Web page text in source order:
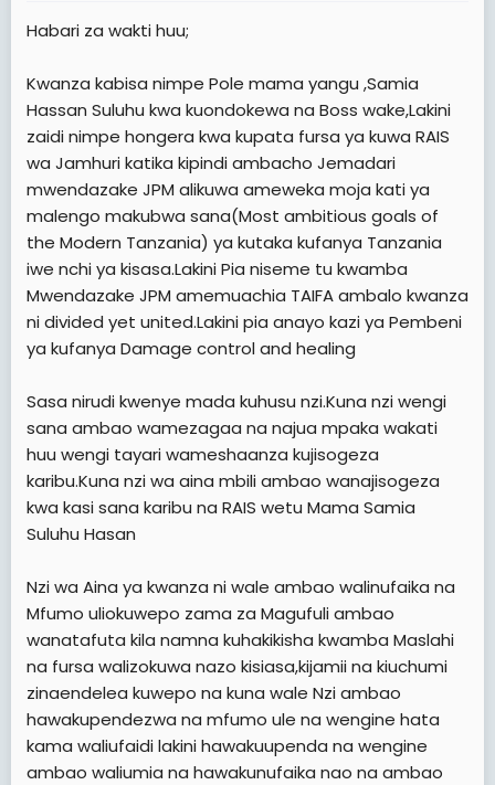
Habari za wakti huu;
Kwanza kabisa nimpe Pole mama yangu ,Samia
Hassan Suluhu kwa kuondokewa na Boss wake,Lakini
zaidi nimpe hongera kwa kupata fursa ya kuwa RAIS
wa Jamhuri katika kipindi ambacho Jemadari
mwendazake JPM alikuwa ameweka moja kati ya
malengo makubwa sana(Most ambitious goals of
the Modern Tanzania) ya kutaka kufanya Tanzania
iwe nchi ya kisasa.Lakini Pia niseme tu kwamba
Mwendazake JPM amemuachia TAIFA ambalo kwanza
ni divided yet united.Lakini pia anayo kazi ya Pembeni
ya kufanya Damage control and healing
Sasa nirudi kwenye mada kuhusu nzi.Kuna nzi wengi
sana ambao wamezagaa na najua mpaka wakati
huu wengi tayari wameshaanza kujisogeza
karibu.Kuna nzi wa aina mbili ambao wanajisogeza
kwa kasi sana karibu na RAIS wetu Mama Samia
Suluhu Hasan
Nzi wa Aina ya kwanza ni wale ambao walinufaika na
Mfumo uliokuwepo zama za Magufuli ambao
wanatafuta kila namna kuhakikisha kwamba Maslahi
na fursa walizokuwa nazo kisiasa,kijamii na kiuchumi
zinaendelea kuwepo na kuna wale Nzi ambao
hawakupendezwa na mfumo ule na wengine hata
kama waliufaidi lakini hawakuupenda na wengine
ambao waliumia na hawakunufaika nao na ambao